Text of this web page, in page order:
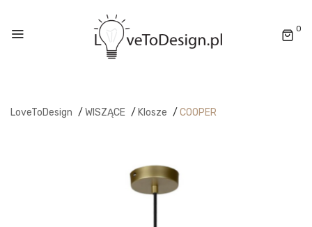
0
LoveToDesign / WISZĄCE / Klosze / COOPER